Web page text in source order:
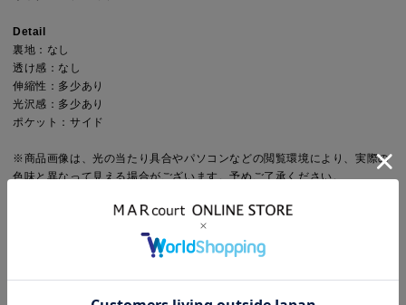
Detail
裏地：なし
透け感：なし
伸縮性：多少あり
光沢感：多少あり
ポケット：サイド
※商品画像は、光の当たり具合やパソコンなどの閲覧環境により、実際の
色味と異なって見える場合がございます。予めご了承ください。
こちらの商品 は MARcourt DESIGNEYE にてお取り扱いしております。
店舗在庫等については直接店舗にお問い合わせください。